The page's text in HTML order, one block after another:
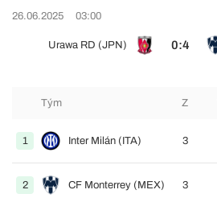
26.06.2025 03:00
Urawa RD (JPN) 0:4
Tým Z
1 Inter Milán (ITA) 3
2 CF Monterrey (MEX) 3